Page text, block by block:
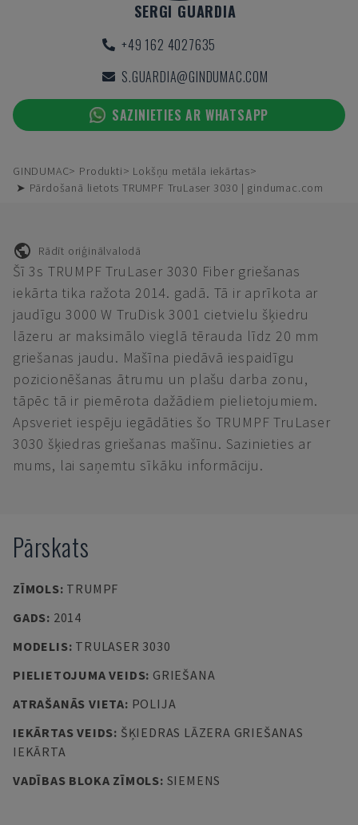
SERGI GUARDIA
+49 162 4027635
S.GUARDIA@GINDUMAC.COM
SAZINIETIES AR WHATSAPP
GINDUMAC Produkti
Lokšņu metāla iekārtas
➤ Pārdošanā lietots TRUMPF TruLaser 3030 | gindumac.com
Rādīt oriģinālvalodā
Šī 3s TRUMPF TruLaser 3030 Fiber griešanas
iekārta tika ražota 2014. gadā. Tā ir aprīkota ar
jaudīgu 3000 W TruDisk 3001 cietvielu šķiedru
lāzeru ar maksimālo vieglā tērauda līdz 20 mm
griešanas jaudu. Mašīna piedāvā iespaidīgu
pozicionēšanas ātrumu un plašu darba zonu,
tāpēc tā ir piemērota dažādiem pielietojumiem.
Apsveriet iespēju iegādāties šo TRUMPF TruLaser
3030 šķiedras griešanas mašīnu. Sazinieties ar
mums, lai saņemtu sīkāku informāciju.
Pārskats
ZĪMOLS: TRUMPF
GADS: 2014
MODELIS: TRULASER 3030
PIELIETOJUMA VEIDS: GRIEŠANA
ATRAŠANĀS VIETA: POLIJA
IEKĀRTAS VEIDS: ŠĶIEDRAS LĀZERA GRIEŠANAS
IEKĀRTA
VADĪBAS BLOKA ZĪMOLS: SIEMENS